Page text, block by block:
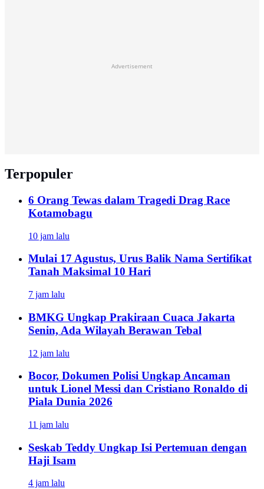
Advertisement
Terpopuler
6 Orang Tewas dalam Tragedi Drag Race
Kotamobagu
10 jam lalu
Mulai 17 Agustus, Urus Balik Nama Sertifikat
Tanah Maksimal 10 Hari
7 jam lalu
BMKG Ungkap Prakiraan Cuaca Jakarta
Senin, Ada Wilayah Berawan Tebal
12 jam lalu
Bocor, Dokumen Polisi Ungkap Ancaman
untuk Lionel Messi dan Cristiano Ronaldo di
Piala Dunia 2026
11 jam lalu
Seskab Teddy Ungkap Isi Pertemuan dengan
Haji Isam
4 jam lalu